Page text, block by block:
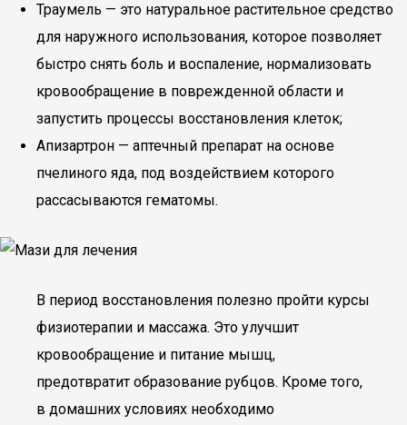
Траумель — это натуральное растительное средство
для наружного использования, которое позволяет
быстро снять боль и воспаление, нормализовать
кровообращение в поврежденной области и
запустить процессы восстановления клеток;
Апизартрон — аптечный препарат на основе
пчелиного яда, под воздействием которого
рассасываются гематомы.
В период восстановления полезно пройти курсы
физиотерапии и массажа. Это улучшит
кровообращение и питание мышц,
предотвратит образование рубцов. Кроме того,
в домашних условиях необходимо